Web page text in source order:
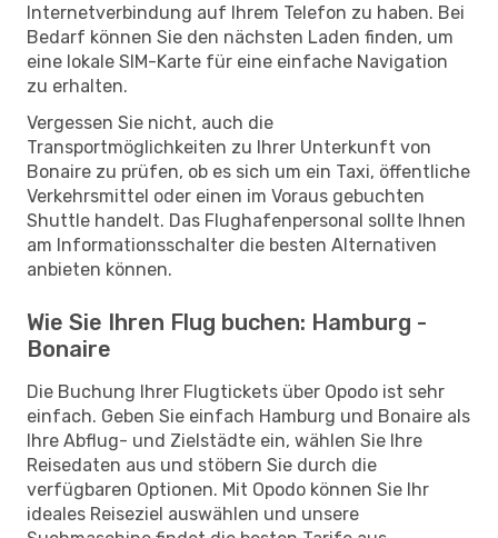
Internetverbindung auf Ihrem Telefon zu haben. Bei
Bedarf können Sie den nächsten Laden finden, um
eine lokale SIM-Karte für eine einfache Navigation
zu erhalten.
Vergessen Sie nicht, auch die
Transportmöglichkeiten zu Ihrer Unterkunft von
Bonaire zu prüfen, ob es sich um ein Taxi, öffentliche
Verkehrsmittel oder einen im Voraus gebuchten
Shuttle handelt. Das Flughafenpersonal sollte Ihnen
am Informationsschalter die besten Alternativen
anbieten können.
Wie Sie Ihren Flug buchen: Hamburg -
Bonaire
Die Buchung Ihrer Flugtickets über Opodo ist sehr
einfach. Geben Sie einfach Hamburg und Bonaire als
Ihre Abflug- und Zielstädte ein, wählen Sie Ihre
Reisedaten aus und stöbern Sie durch die
verfügbaren Optionen. Mit Opodo können Sie Ihr
ideales Reiseziel auswählen und unsere